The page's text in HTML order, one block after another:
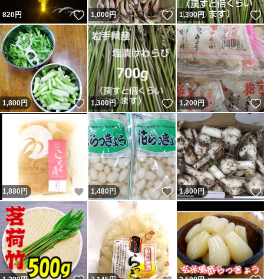
820円 いいね！
1,000円 いいね！
1,300円
1,800円 いいね！
1,300円 いいね！
1,200円
1,880円 いいね！
1,480円 いいね！
1,800円